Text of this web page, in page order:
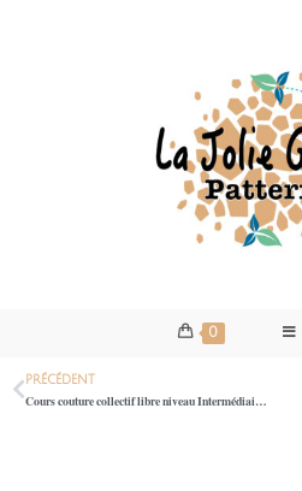
0
PRÉCÉDENT
Cours couture collectif libre niveau Intermédiaire MA 26/05: Atelier couture libre Soir niveau Intermédiaire avec sa propre machine à coudre